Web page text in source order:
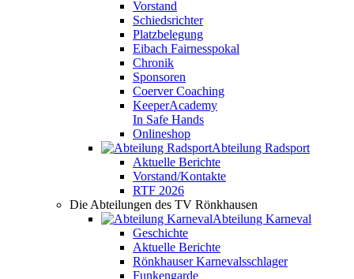
Vorstand
Schiedsrichter
Platzbelegung
Eibach Fairnesspokal
Chronik
Sponsoren
Coerver Coaching
KeeperAcademy
In Safe Hands
Onlineshop
Abteilung Radsport
Aktuelle Berichte
Vorstand/Kontakte
RTF 2026
Die Abteilungen des TV Rönkhausen
Abteilung Karneval
Geschichte
Aktuelle Berichte
Rönkhauser Karnevalsschlager
Funkengarde